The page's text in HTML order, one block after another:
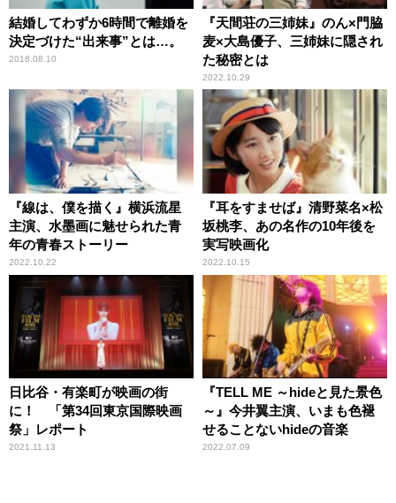
結婚してわずか6時間で離婚を
決定づけた“出来事”とは…。
2018.08.10
『天間荘の三姉妹』のん×門脇
麦×大島優子、三姉妹に隠され
た秘密とは
2022.10.29
『線は、僕を描く』横浜流星
主演、水墨画に魅せられた青
年の青春ストーリー
2022.10.22
『耳をすませば』清野菜名×松
坂桃李、あの名作の10年後を
実写映画化
2022.10.15
日比谷・有楽町が映画の街
に！ 「第34回東京国際映画
祭」レポート
2021.11.13
『TELL ME ～hideと見た景色
～』今井翼主演、いまも色褪
せることないhideの音楽
2022.07.09